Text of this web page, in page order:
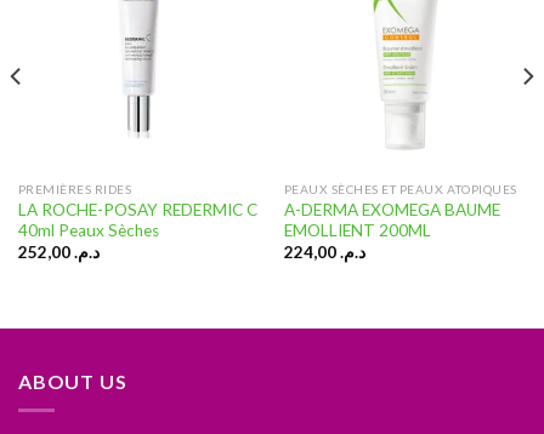
PREMIÈRES RIDES
LA ROCHE-POSAY REDERMIC C
40ml Peaux Sèches
د.م.252,00
PEAUX SÈCHES ET PEAUX ATOPIQUES
A-DERMA EXOMEGA BAUME
EMOLLIENT 200ML
د.م.224,00
ABOUT US